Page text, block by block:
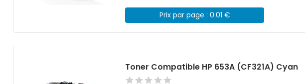
Prix par page : 0.01 €
Toner Compatible HP 653A (CF321A) Cyan